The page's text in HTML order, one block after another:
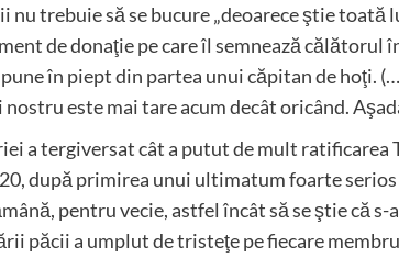
nu trebuie să se bucure „deoarece ştie toată
de donaţie pe care îl semnează călătorul
în piept din partea unui căpitan de hoţi.
este mai tare acum decât oricând.
a tergiversat cât a putut de mult
după primirea unui ultimatum foarte
pentru vecie, astfel încât să se ştie că
păcii a umplut de tristeţe pe fiecare